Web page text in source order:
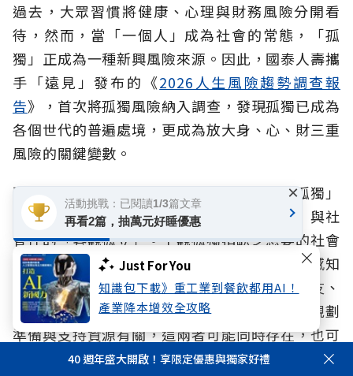
Just For You
知識包下載》重工業到餐飲都用AI！
產業降本增效全攻略
過去，大眾習慣將健康、心理與財務風險分開看
待，然而，當「一個人」成為社會的常態，「孤
獨」正成為一種新興風險來源。因此，國泰人壽攜
手「遠見」發布的《2026人生風險趨勢調查報
告》，首次將孤獨風險納入調查，發現孤獨已成為
各個世代的普遍處境，更成為放大身、心、財三重
風險的關鍵變數。
要理解孤獨如何轉化為具體風險，必須將「孤獨」
拆分為兩個獨立概念：情感性的「主觀孤獨」與社
會性的「客觀孤立」。主觀孤獨指缺乏想要的社會
關係、情感連結或歸屬感，主導個人對風險的感知
強度與焦慮程度；而客觀孤立則指與家人、朋友、
社區或社會網絡的接觸很少，與個人對風險的規劃
準備與支持資源有關，這兩者可能同時存在，也可
能彼此獨立，在無形中拉大人生風險的防護缺口。
40 週年盛大開啟！享限定優惠與獨家好禮
活動挑戰：已閱讀1/3篇文章
再看2篇，抽萬元好睡優惠
×